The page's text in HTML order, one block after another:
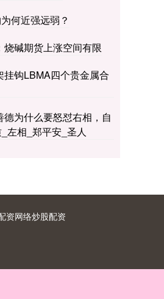
何近强远弱？
碱期货上涨空间有限
钩LBMA四个贵金属合
为什么要怒怼右相，自
左相_郑平安_圣人
资网络炒股配资